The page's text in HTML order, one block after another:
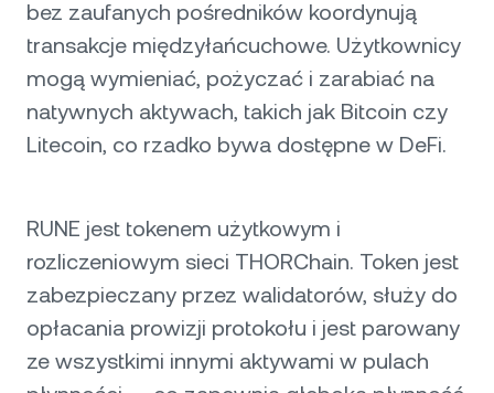
bez zaufanych pośredników koordynują
transakcje międzyłańcuchowe. Użytkownicy
mogą wymieniać, pożyczać i zarabiać na
natywnych aktywach, takich jak Bitcoin czy
Litecoin, co rzadko bywa dostępne w DeFi.
RUNE jest tokenem użytkowym i
rozliczeniowym sieci THORChain. Token jest
zabezpieczany przez walidatorów, służy do
opłacania prowizji protokołu i jest parowany
ze wszystkimi innymi aktywami w pulach